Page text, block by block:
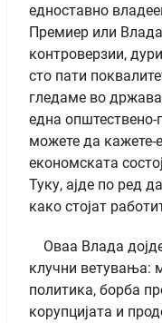
едноставно
Премиер или
контроверзии,
сто пати
гледаме во
една општествено-
можете да кажете-
економската
Туку, ајде по ред
како стојат
Оваа Влада
клучни ветувања:
политика, борба
корупцијата и